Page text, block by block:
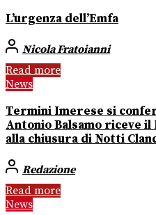
L’urgenza dell’Emfa
Nicola Fratoianni
Read more
News
Termini Imerese si
Antonio Balsamo riceve il
alla chiusura di Notti
Redazione
Read more
News